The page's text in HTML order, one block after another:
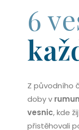
6
Z původního
doby v
vesnic, kde
přistěhovali